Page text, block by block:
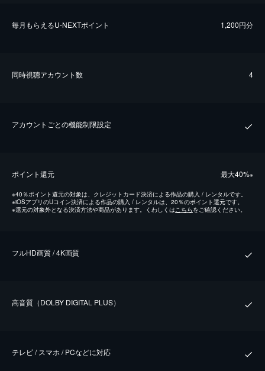
毎⽉もらえるU-NEXTポイント 1,200円分
同時視聴アカウント数 4
アカウントごとの機能制限設定
ポイント還元 最⼤40%※
※40％ポイント還元の対象は、クレジットカード決済による作品の購入 / レンタルです。
※iOSアプリのUコイン決済による作品の購入 / レンタルは、20％のポイント還元です。
※還元の対象外となる決済方法や商品があります。くわしくは こちらをご確認ください。
フルHD画質 / 4K画質
⾼⾳質（DOLBY DIGITAL PLUS）
テレビ / スマホ / PCなどに対応